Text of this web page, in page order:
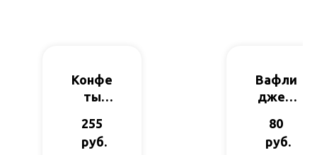
Конфе
ты
вые с
фиста
255
руб.
Вафли
джем
вь-
абрик
80
руб.